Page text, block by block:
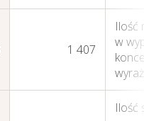
1 407
Ilość
w
Ilość